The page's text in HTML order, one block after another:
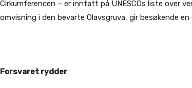
Cirkumferencen – er inntatt på UNESCOs liste over
omvisning i den bevarte Olavsgruva, gir besøkende
Forsvaret rydder